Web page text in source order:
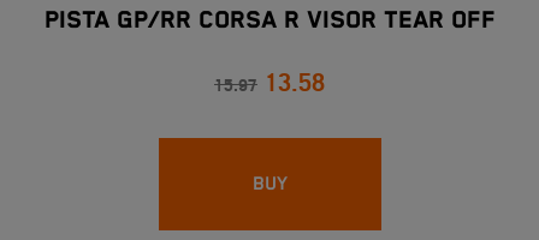
PISTA GP/RR CORSA R VISOR TEAR OFF
15.97 13.58
BUY